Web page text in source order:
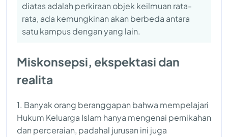
diatas adalah perkiraan objek keilmuan rata-
rata, ada kemungkinan akan berbeda antara
satu kampus dengan yang lain.
Miskonsepsi, ekspektasi dan
realita
1. Banyak orang beranggapan bahwa mempelajari
Hukum Keluarga Islam hanya mengenai pernikahan
dan perceraian, padahal jurusan ini juga